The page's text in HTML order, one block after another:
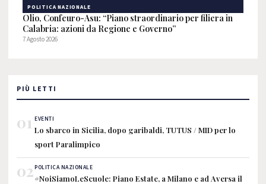
POLITICA NAZIONALE
Olio, Confeuro-Asu: “Piano straordinario per filiera in
Calabria: azioni da Regione e Governo”
7 Agosto 2026
PIÙ LETTI
01 EVENTI
Lo sbarco in Sicilia, dopo garibaldi, TUTUS / MID per lo
sport Paralimpico
02POLITICA NAZIONALE
#NoiSiamoLeScuole: Piano Estate, a Milano e ad Aversa il